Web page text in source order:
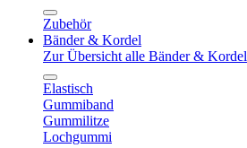
Zubehör
Bänder & Kordel
Zur Übersicht alle Bänder & Kordel
Elastisch
Gummiband
Gummilitze
Lochgummi